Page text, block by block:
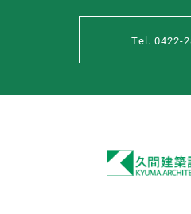
Tel. 0422-